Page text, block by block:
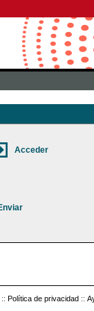
:: Política de privacidad ::